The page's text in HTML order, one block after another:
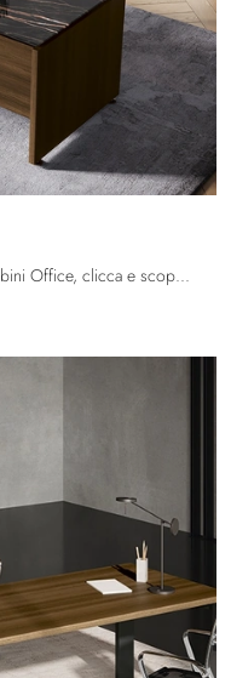
Se cerchi scrivanie direzionali di Colombini Office, clicca e scopri di più sul modello Go Easy Vetro in vetro per gli spazi di lavoro!